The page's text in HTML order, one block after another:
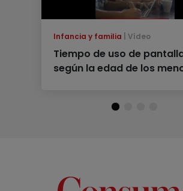
Infancia y familia Vídeo
Tiempo de uso de
según la edad de los